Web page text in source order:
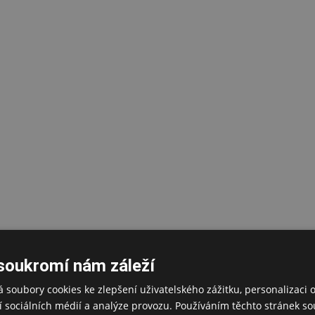
nám záleží
soubory cookies ke zlepšení uživatelského zážitku, personalizaci
sociálních médií a analýze provozu. Používáním těchto stránek